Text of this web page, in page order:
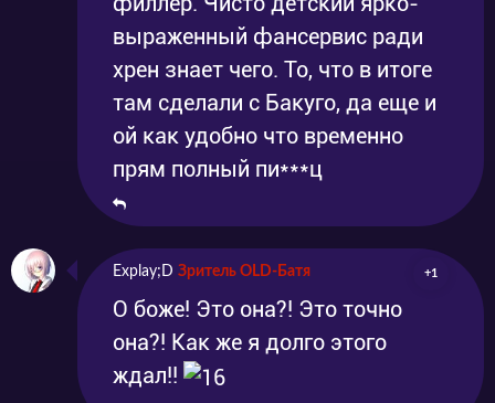
выраженный фансервис ради
хрен знает чего. То, что в итоге
там сделали с Бакуго, да еще и
ой как удобно что временно
прям полный пи***ц
Explay;D Зритель OLD-Батя +1
О боже! Это она?! Это точно
она?! Как же я долго этого
ждал!!